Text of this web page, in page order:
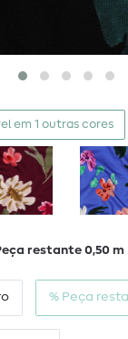
em 1 outras cores
restante 0,50 m
% Peça